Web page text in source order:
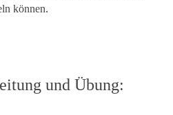
können.
und Übung: